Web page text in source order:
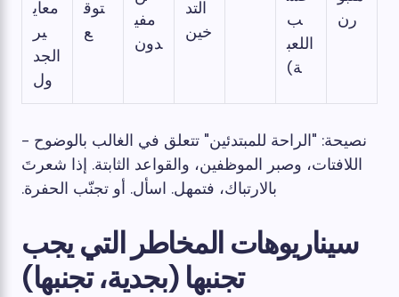
رن
ب
اللعب
ة)
التد
خين
مفي
دون
توق
ع
معاي
ير
الجد
ول
نصيحة: "الراحة للمبتدئين" تتعلق في الغالب بالوضوح -
اللافتات، وصبر الموظفين، والقواعد الثابتة. إذا شعرتَ
بالارتباك، فتمهل. اسأل. أو تجنّب الحفرة.
سيناريوهات المخاطر التي يجب
تجنبها (بجدية، تجنبها)